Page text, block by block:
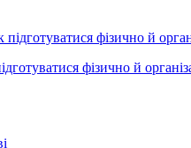
фізично й